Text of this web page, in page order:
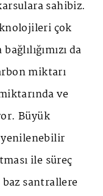
sahibiz.
çok
da
miktarı
ve
Büyük
ile süreç
santrallere